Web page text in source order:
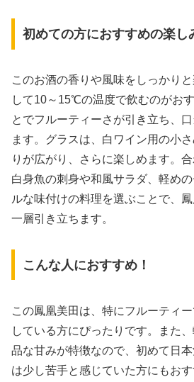
初めての方におすすめの楽し
このお酒の香りや風味をしっかり
して10～15℃の温度で飲むのがお
とでフルーティーさが引き立ち、
ます。グラスは、白ワイン用の小
りが広がり、さらに楽しめます。
白身魚の刺身や和風サラダ、軽め
ルな味付けの料理を選ぶことで、
一層引き立ちます。
こんな人におすすめ！
この鳳凰美田は、特にフルーティ
している方にぴったりです。また
品な甘みが特徴なので、初めて日
は少し苦手と感じていた方にもお